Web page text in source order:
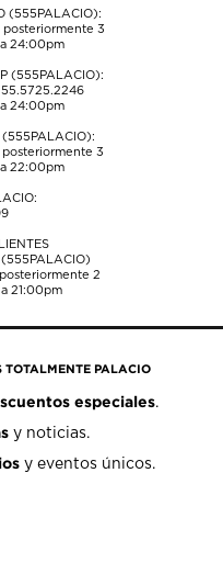
(555PALACIO):
3
24:00pm
(555PALACIO):
24:00pm
(555PALACIO):
3
22:00pm
2
21:00pm
PALACIO
especiales.
y noticias.
y eventos únicos.